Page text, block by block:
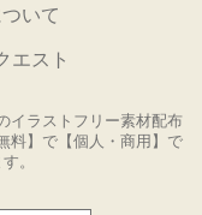
いて
エスト
イラストフリー素材配布
料】で【個人・商用】で
。